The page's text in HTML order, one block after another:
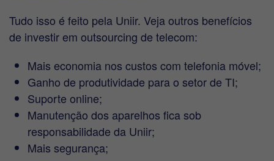
Tudo isso é feito pela Uniir. Veja outros benefícios
de investir em outsourcing de telecom:
Mais economia nos custos com telefonia móvel;
Ganho de produtividade para o setor de TI;
Suporte online;
Manutenção dos aparelhos fica sob
responsabilidade da Uniir;
Mais segurança;